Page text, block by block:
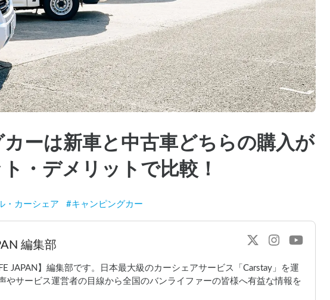
ーは新車と中古車どちらの購入が
・デメリットで比較！
・カーシェア #キャンピングカー
編集部
JAPAN】編集部です。日本最大級のカーシェアサービス「Carstay」を運
やサービス運営者の目線から全国のバンライファーの皆様へ有益な情報を